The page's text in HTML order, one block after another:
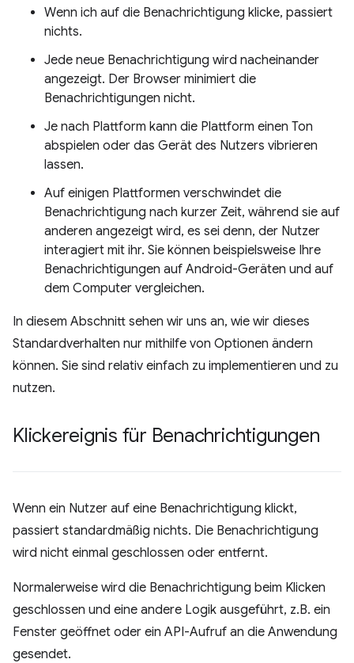
Wenn ich auf die Benachrichtigung klicke, passiert
nichts.
Jede neue Benachrichtigung wird nacheinander
angezeigt. Der Browser minimiert die
Benachrichtigungen nicht.
Je nach Plattform kann die Plattform einen Ton
abspielen oder das Gerät des Nutzers vibrieren
lassen.
Auf einigen Plattformen verschwindet die
Benachrichtigung nach kurzer Zeit, während sie auf
anderen angezeigt wird, es sei denn, der Nutzer
interagiert mit ihr. Sie können beispielsweise Ihre
Benachrichtigungen auf Android-Geräten und auf
dem Computer vergleichen.
In diesem Abschnitt sehen wir uns an, wie wir dieses
Standardverhalten nur mithilfe von Optionen ändern
können. Sie sind relativ einfach zu implementieren und zu
nutzen.
Klickereignis für Benachrichtigungen
Wenn ein Nutzer auf eine Benachrichtigung klickt,
passiert standardmäßig nichts. Die Benachrichtigung
wird nicht einmal geschlossen oder entfernt.
Normalerweise wird die Benachrichtigung beim Klicken
geschlossen und eine andere Logik ausgeführt, z.B. ein
Fenster geöffnet oder ein API-Aufruf an die Anwendung
gesendet.